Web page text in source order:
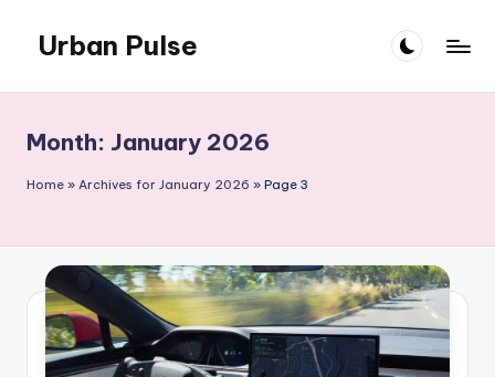
content
Urban Pulse
Month: January 2026
Home » Archives for January 2026 » Page 3